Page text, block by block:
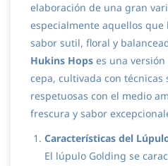
elaboración de una gran
especialmente aquellos
sabor sutil, floral y
Hukins Hops es una
cepa, cultivada con técnicas
respetuosas con el medio
frescura y sabor
Características del
El lúpulo Golding se